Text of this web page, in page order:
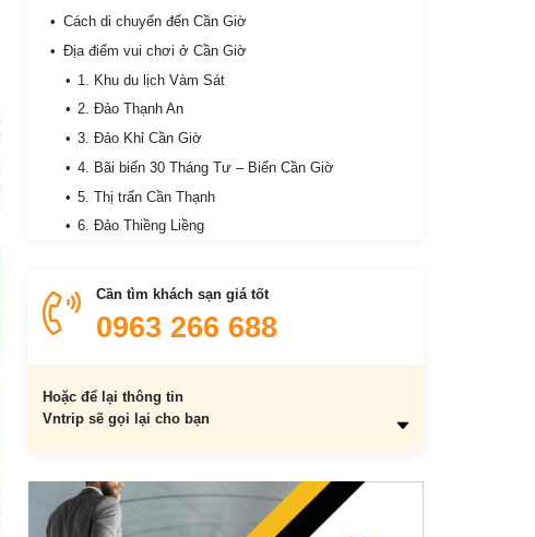
Cách di chuyển đến Cần Giờ
Địa điểm vui chơi ở Cần Giờ
1. Khu du lịch Vàm Sát
2. Đảo Thạnh An
3. Đảo Khỉ Cần Giờ
4. Bãi biển 30 Tháng Tư – Biển Cần Giờ
5. Thị trấn Cần Thạnh
6. Đảo Thiềng Liềng
8. Lăng cá Ông
Ở Cần Giờ qua đêm tại đâu ?
Món ngon ở Cần Giờ
2. Tôm tít cháy tỏi
3. Cơm vắt khô cá dứa
5. Gỏi cá thòi lòi trộn lá lìm kìm
6. Cơm cháy chà bông
Cần tìm khách sạn giá tốt
0963 266 688
Hoặc để lại thông tin
Vntrip sẽ gọi lại cho bạn